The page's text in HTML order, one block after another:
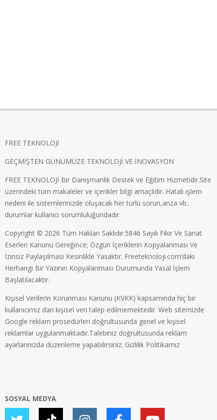
FREE TEKNOLOJİ
GEÇMİŞTEN GÜNÜMÜZE TEKNOLOJİ VE İNOVASYON
FREE TEKNOLOJİ Bir Danışmanlık Destek ve Eğitim Hizmetidir.Site
üzerindeki tüm makaleler ve içerikler bilgi amaçlıdır. Hatalı işlem
nedeni ile sistemlerinizde oluşacak her türlü sorun,arıza vb..
durumlar kullanıcı sorumluluğundadır.
Copyright © 2026 Tüm Hakları Saklıdır.5846 Sayılı Fikir Ve Sanat
Eserleri Kanunu Gereğince; Özgün İçeriklerin Kopyalanması Ve
İzinsiz Paylaşılması Kesinlikle Yasaktır. Freeteknoloji.com’daki
Herhangi Bir Yazının Kopyalanması Durumunda Yasal İşlem
Başlatılacaktır.
Kişisel Verilerin Korunması Kanunu (KVKK) kapsamında hiç bir
kullanıcımız dan kişisel veri talep edilmemektedir. Web sitemizde
Google reklam prosedürleri doğrultusunda genel ve kişisel
reklamlar uygulanmaktadır.Talebiniz doğrultusunda reklam
ayarlarınızda düzenleme yapabilirsiniz. Gizlilik Politikamız
SOSYAL MEDYA